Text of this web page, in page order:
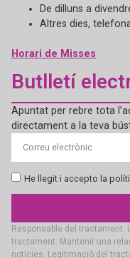
De dilluns a
Altres dies,
Horari de Misses
Butlletí
Apuntat per rebre tota
directament a la teva
He llegit i accepto la
Responsable del tractament:
tractament: Mantenir una
notícies. Legitimació del